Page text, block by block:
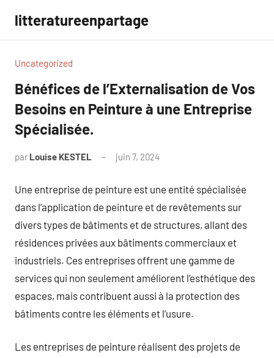
contenu
litteratureenpartage
Uncategorized
Bénéfices de l’Externalisation de Vos
Besoins en Peinture à une Entreprise
Spécialisée.
par Louise KESTEL juin 7, 2024
Une entreprise de peinture est une entité spécialisée
dans l’application de peinture et de revêtements sur
divers types de bâtiments et de structures, allant des
résidences privées aux bâtiments commerciaux et
industriels. Ces entreprises offrent une gamme de
services qui non seulement améliorent l’esthétique des
espaces, mais contribuent aussi à la protection des
bâtiments contre les éléments et l’usure.
Les entreprises de peinture réalisent des projets de